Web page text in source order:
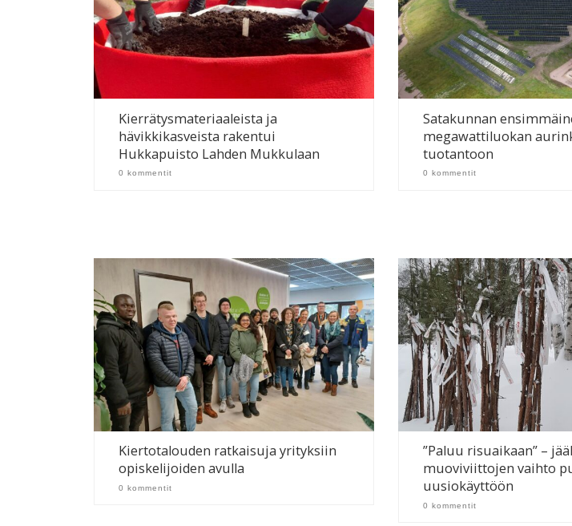
Kierrätysmateriaaleista ja
hävikkikasveista rakentui
Hukkapuisto Lahden Mukkulaan
0 kommentit
Satakunnan
megawattiluokan
tuotantoon
0 kommentit
Kiertotalouden ratkaisuja yrityksiin
opiskelijoiden avulla
0 kommentit
”Paluu risuaikaan” –
muoviviittojen vaihto
uusiokäyttöön
0 kommentit